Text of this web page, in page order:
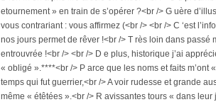
etournement » en train de s’opérer ?<br /> G uère
vous contrariant : vous affirmez (<br /> <br /> C ‘est
nos jours permet de rêver !<br /> T rès loin dans passé
entrouvrée !<br /> <br /> D e plus, historique j’ai
« obligé ».****<br /> P arce que les noms et faits m’ont
temps qui fut guerrier,<br /> A voir rudesse et grande
même « étêtées ».<br /> R avissantes tours « dans